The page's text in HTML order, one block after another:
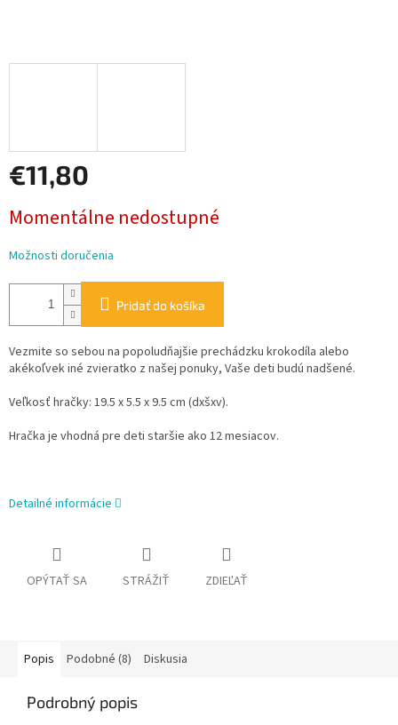
€11,80
cena:
Momentálne nedostupné
Možnosti doručenia
Pridať do košíka
Vezmite so sebou na popoludňajšie prechádzku krokodíla alebo
akékoľvek iné zvieratko z našej ponuky, Vaše deti budú nadšené.
Veľkosť hračky: 19.5 x 5.5 x 9.5 cm (dxšxv).
Hračka je vhodná pre deti staršie ako 12 mesiacov.
Detailné informácie
OPÝTAŤ SA STRÁŽIŤ ZDIEĽAŤ
Popis Podobné (8) Diskusia
Podrobný popis